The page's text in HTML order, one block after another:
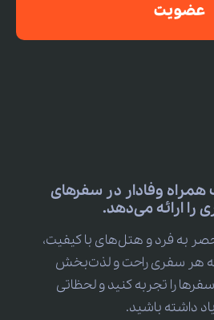
عضویت
همراه وفادار در سفرهای
را ارائه می‌دهد.
به فرد و هتل‌های با کیفیت،
هر سفری راحت و لذت‌بخش
را تجربه کنید و لحظاتی
داشته باشید.